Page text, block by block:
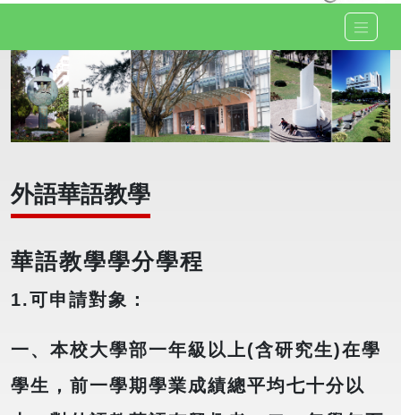
外語華語教學
華語教學學分學程
1.可申請對象：
一、本校大學部一年級以上(含研究生)在學
學生，前一學期學業成績總平均七十分以